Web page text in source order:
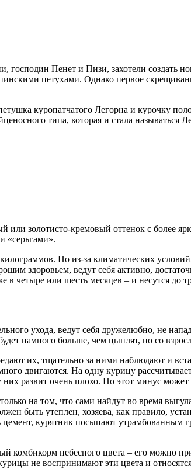
господин Пенет и Пизи, захотели
петухами. Однако первое
куропатчатого Легорна и курочку
типа, которая и стала называться
или золотисто-кремовый оттенок с более
«серьгами».
Но из-за климатических
здоровьем, ведут себя активно,
четыре или шесть месяцев – и несутся до
ухода, ведут себя дружелюбно, не
намного больше, чем цыплят, но со
их, тщательно за ними наблюдают и
двигаются. На одну курицу
развит очень плохо. Но этот минус может
на том, что сами найдут во время
быть утеплен, хозяева, как правило,
курятник посыпают утрамбованным
небесного цвета – его можно
не воспринимают эти цвета и